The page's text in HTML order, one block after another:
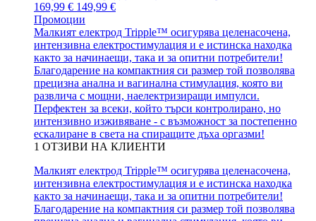
169,99 € 149,99 €
Промоции
Малкият електрод Tripple™ осигурява целенасочена,
интензивна електростимулация и е истинска находка
както за начинаещи, така и за опитни потребители!
Благодарение на компактния си размер той позволява
прецизна анална и вагинална стимулация, която ви
развлича с мощни, наелектризиращи импулси.
Перфектен за всеки, който търси контролирано, но
интензивно изживяване - с възможност за постепенно
ескалиране в света на спиращите дъха оргазми!
1 ОТЗИВИ НА КЛИЕНТИ
Малкият електрод Tripple™ осигурява целенасочена,
интензивна електростимулация и е истинска находка
както за начинаещи, така и за опитни потребители!
Благодарение на компактния си размер той позволява